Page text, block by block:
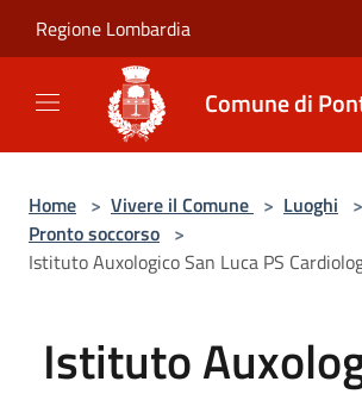
Regione Lombardia
Comune di
Home > Vivere il Comune > Luoghi >
Pronto soccorso >
Istituto Auxologico San Luca PS
Istituto